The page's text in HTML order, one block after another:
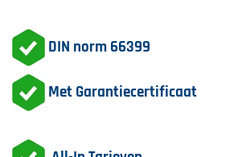
DIN norm 66399
Met Garantiecertificaat